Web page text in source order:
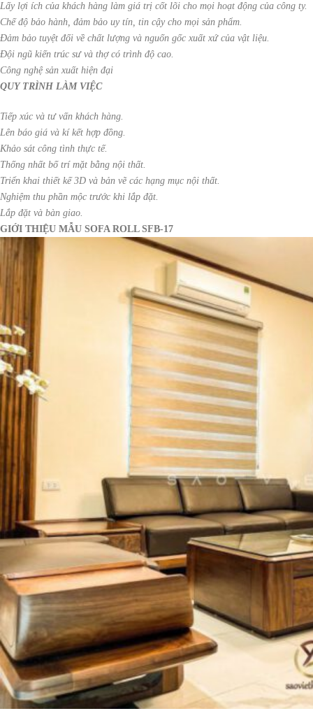
Lấy lợi ích của khách hàng làm giá trị cốt lõi cho mọi hoạt động của công ty.
Chế độ bảo hành, đảm bảo uy tín, tin cậy cho mọi sản phẩm.
Đảm bảo tuyệt đối về chất lượng và nguốn gốc xuất xứ của vật liệu.
Đội ngũ kiến trúc sư và thợ có trình độ cao.
Công nghệ sản xuất hiện đại
QUY TRÌNH LÀM VIỆC
Tiếp xúc và tư vấn khách hàng.
Lên báo giá và kí kết hợp đồng.
Khảo sát công tình thực tế.
Thống nhất bố trí mặt bằng nội thất.
Triển khai thiết kế 3D và bản vẽ các hạng mục nội thất.
Nghiệm thu phần mộc trước khi lắp đặt.
Lắp đặt và bàn giao.
GIỚI THIỆU MẪU SOFA ROLL SFB-17